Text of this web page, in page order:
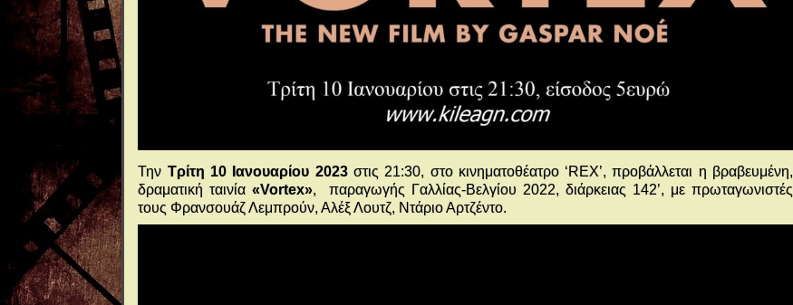
Την Τρίτη 10 Ιανουαρίου 2023στις 21:30, στο κινηματοθέατρο ‘RΕΧ’, προβάλλεται η βραβευμένη,
δραματική ταινία«Vortex», παραγωγής Γαλλίας-Βελγίου 2022, διάρκειας 142’, με πρωταγωνιστές
τους Φρανσουάζ Λεμπρούν, Αλέξ Λουτζ, Ντάριο Αρτζέντο.